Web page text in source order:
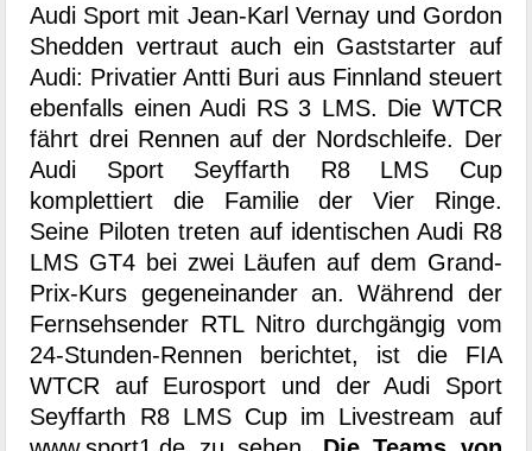
Audi Sport mit Jean-Karl Vernay und Gordon
Shedden vertraut auch ein Gaststarter auf
Audi: Privatier Antti Buri aus Finnland steuert
ebenfalls einen Audi RS 3 LMS. Die WTCR
fährt drei Rennen auf der Nordschleife. Der
Audi Sport Seyffarth R8 LMS Cup
komplettiert die Familie der Vier Ringe.
Seine Piloten treten auf identischen Audi R8
LMS GT4 bei zwei Läufen auf dem Grand-
Prix-Kurs gegeneinander an. Während der
Fernsehsender RTL Nitro durchgängig vom
24-Stunden-Rennen berichtet, ist die FIA
WTCR auf Eurosport und der Audi Sport
Seyffarth R8 LMS Cup im Livestream auf